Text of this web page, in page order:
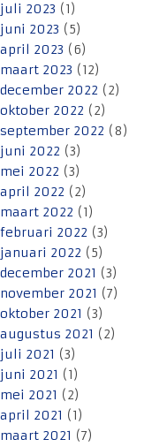
juli 2023 (1)
juni 2023 (5)
april 2023 (6)
maart 2023 (12)
december 2022 (2)
oktober 2022 (2)
september 2022 (8)
juni 2022 (3)
mei 2022 (3)
april 2022 (2)
maart 2022 (1)
februari 2022 (3)
januari 2022 (5)
december 2021 (3)
november 2021 (7)
oktober 2021 (3)
augustus 2021 (2)
juli 2021 (3)
juni 2021 (1)
mei 2021 (2)
april 2021 (1)
maart 2021 (7)